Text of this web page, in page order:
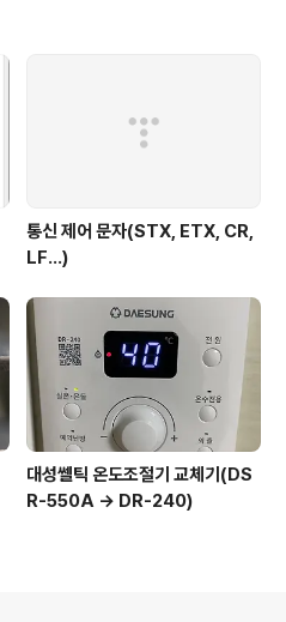
통신 제어 문자(STX, ETX, CR,
LF...)
대성쎌틱 온도조절기 교체기(DS
R-550A -> DR-240)